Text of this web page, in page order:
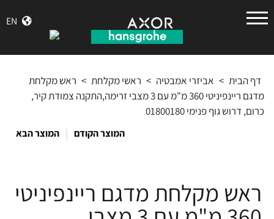
EN
גרואה
דף הבית > אביזרי אמבטיה > ראשי מקלחת > ראש מקלחת
מדגם ריינפיניטי 360 מ"מ עם 3 מצבי זרימה,התקנה צמודת קיר,
כרום, דרוש גוף פנימי 01800180
המוצר הקודם | המוצר הבא
ראש מקלחת מדגם ריינפיניטי